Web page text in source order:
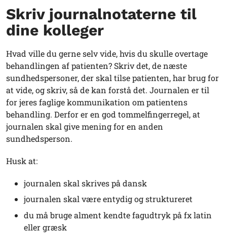
Skriv journalnotaterne til
dine kolleger
Hvad ville du gerne selv vide, hvis du skulle overtage
behandlingen af patienten? Skriv det, de næste
sundhedspersoner, der skal tilse patienten, har brug for
at vide, og skriv, så de kan forstå det. Journalen er til
for jeres faglige kommunikation om patientens
behandling. Derfor er en god tommelfingerregel, at
journalen skal give mening for en anden
sundhedsperson.
Husk at:
journalen skal skrives på dansk
journalen skal være entydig og struktureret
du må bruge alment kendte fagudtryk på fx latin
eller græsk